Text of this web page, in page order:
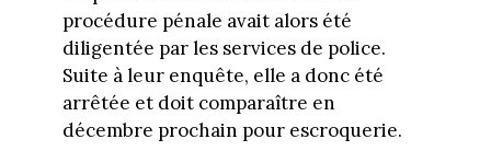
procédure pénale avait alors été
diligentée par les services de police.
Suite à leur enquête, elle a donc été
arrêtée et doit comparaître en
décembre prochain pour escroquerie.